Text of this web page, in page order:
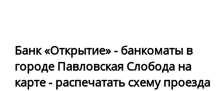
Банк «Открытие» - банкоматы в
городе Павловская Слобода на
карте - распечатать схему проезда